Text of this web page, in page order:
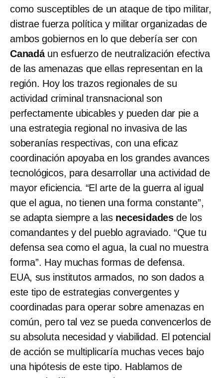
como susceptibles de un ataque de tipo militar,
distrae fuerza política y militar organizadas de
ambos gobiernos en lo que debería ser con
Canadá un esfuerzo de neutralización efectiva
de las amenazas que ellas representan en la
región. Hoy los trazos regionales de su
actividad criminal transnacional son
perfectamente ubicables y pueden dar pie a
una estrategia regional no invasiva de las
soberanías respectivas, con una eficaz
coordinación apoyaba en los grandes avances
tecnológicos, para desarrollar una actividad de
mayor eficiencia. “El arte de la guerra al igual
que el agua, no tienen una forma constante”,
se adapta siempre a las necesidadesde los
comandantes y del pueblo agraviado. “Que tu
defensa sea como el agua, la cual no muestra
forma”. Hay muchas formas de defensa.
EUA, sus institutos armados, no son dados a
este tipo de estrategias convergentes y
coordinadas para operar sobre amenazas en
común, pero tal vez se pueda convencerlos de
su absoluta necesidad y viabilidad. El potencial
de acción se multiplicaría muchas veces bajo
una hipótesis de este tipo. Hablamos de